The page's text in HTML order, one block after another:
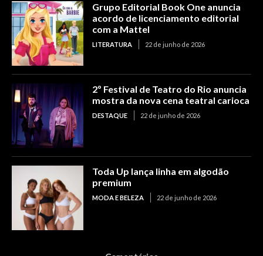
Grupo Editorial Book One anuncia
acordo de licenciamento editorial
com a Mattel
LITERATURA 22 de junho de 2026
2º Festival de Teatro do Rio anuncia
mostra da nova cena teatral carioca
DESTAQUE 22 de junho de 2026
Toda Up lança linha em algodão
premium
MODA E BELEZA 22 de junho de 2026